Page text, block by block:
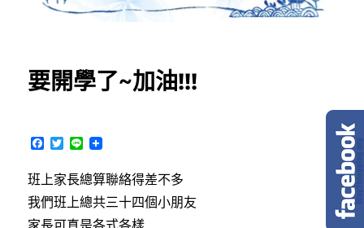
要開學了~加油!!!
F
c
e
b
o
o
T
t
t
e
r
L
n
e
班上家長總算聯絡得差不多
我們班上總共三十四個小朋友
家長可真是各式各樣